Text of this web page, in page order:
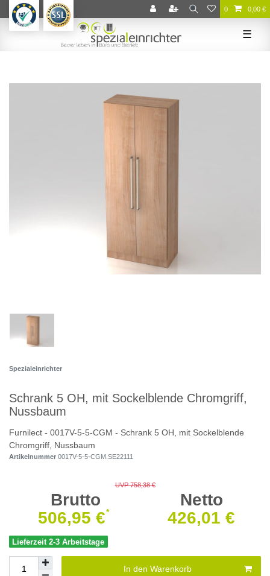
0 0,00 €
☰
Spezialeinrichter
Schrank 5 OH, mit Sockelblende Chromgriff,
Nussbaum
Furnilect - 0017V-5-5-CGM - Schrank 5 OH, mit Sockelblende
Chromgriff, Nussbaum
Artikelnummer 0017V-5-5-CGM.SE22111
UVP 758,38 €
Brutto
Netto
506,95 €
* 426,01 €
Lieferzeit 2-3 Arbeitstage
In den Warenkorb